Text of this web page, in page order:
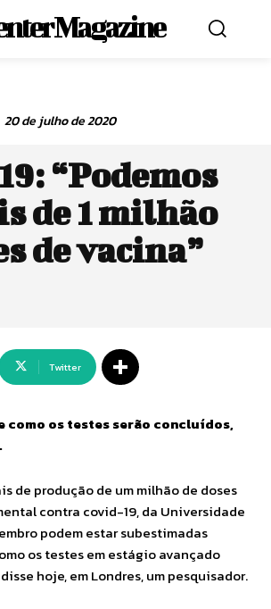
Magazine
20 de julho de 2020
“Podemos
de 1 milhão
de vacina”
Twitter
como os testes serão concluídos,
de produção de um milhão de doses
contra covid-19, da Universidade
podem estar subestimadas
os testes em estágio avançado
hoje, em Londres, um pesquisador.